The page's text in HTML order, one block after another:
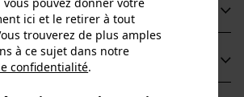
de liaison spéciaux l'huile reste plus
la chaîne de la tronçonneuse
du fabricant (PDF)
ici et le retirer à tout
trouverez de plus amples
à ce sujet dans notre
confidentialité.